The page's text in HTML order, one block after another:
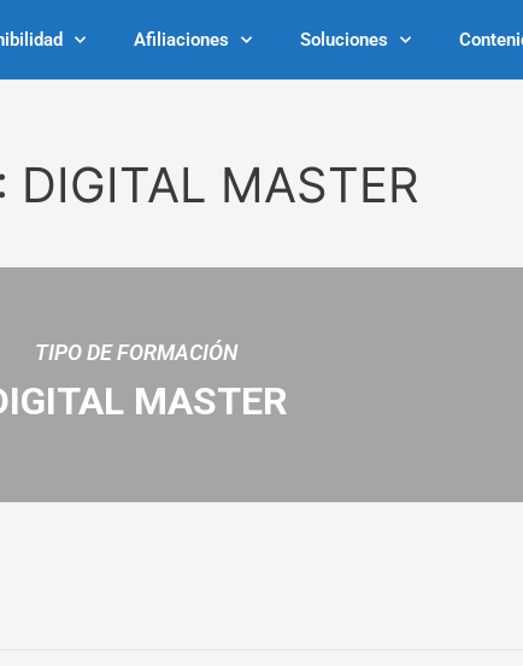
Afiliaciones Soluciones
DIGITAL MASTER
TIPO DE FORMACIÓN
MASTER